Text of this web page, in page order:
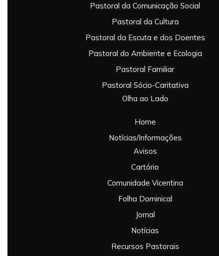
Pastoral da Comunicação Social
Pastoral da Cultura
Pastoral da Escuta e dos Doentes
Pastoral do Ambiente e Ecologia
Pastoral Familiar
Pastoral Sócio-Caritativa
Olha ao Lado
Home
Notícias/Informações
Avisos
Cartório
Comunidade Vicentina
Folha Dominical
Jornal
Notícias
Recursos Pastorais